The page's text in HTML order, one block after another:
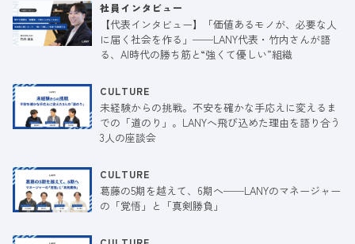
社員インタビュー
【代表インタビュー】「価値あるモノが、必要な人
に届く社会を作る」──LANY代表・竹内さんが語
る、AI時代の勝ち筋と“強くて優しい”組織
CULTURE
未経験からの挑戦。不安を確かな手応えに変えるま
での「道のり」。LANYへ飛び込めた理由を語り合う
3人の座談会
CULTURE
葛藤の5期を越えて、6期へ──LANYのマネージャー
の「覚悟」と「真剣勝負」